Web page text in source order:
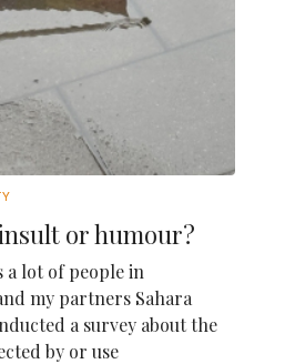
or humour?
a lot of people in
my partners Sahara
a survey about the
by or use